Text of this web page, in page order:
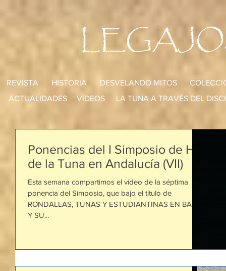
REVISTA HISTORIA DESVELANDO MITOS
ACTUALIDADES
LA TUNA A TRAVÉS DEL
VÍDEOS
Ponencias del I Simposio de Hª
de la Tuna en Andalucía (VII)
Esta semana compartimos el vídeo de la séptima
ponencia del Simposio, que bajo el título de
RONDALLAS, TUNAS Y ESTUDIANTINAS EN BAZA
Y SU...